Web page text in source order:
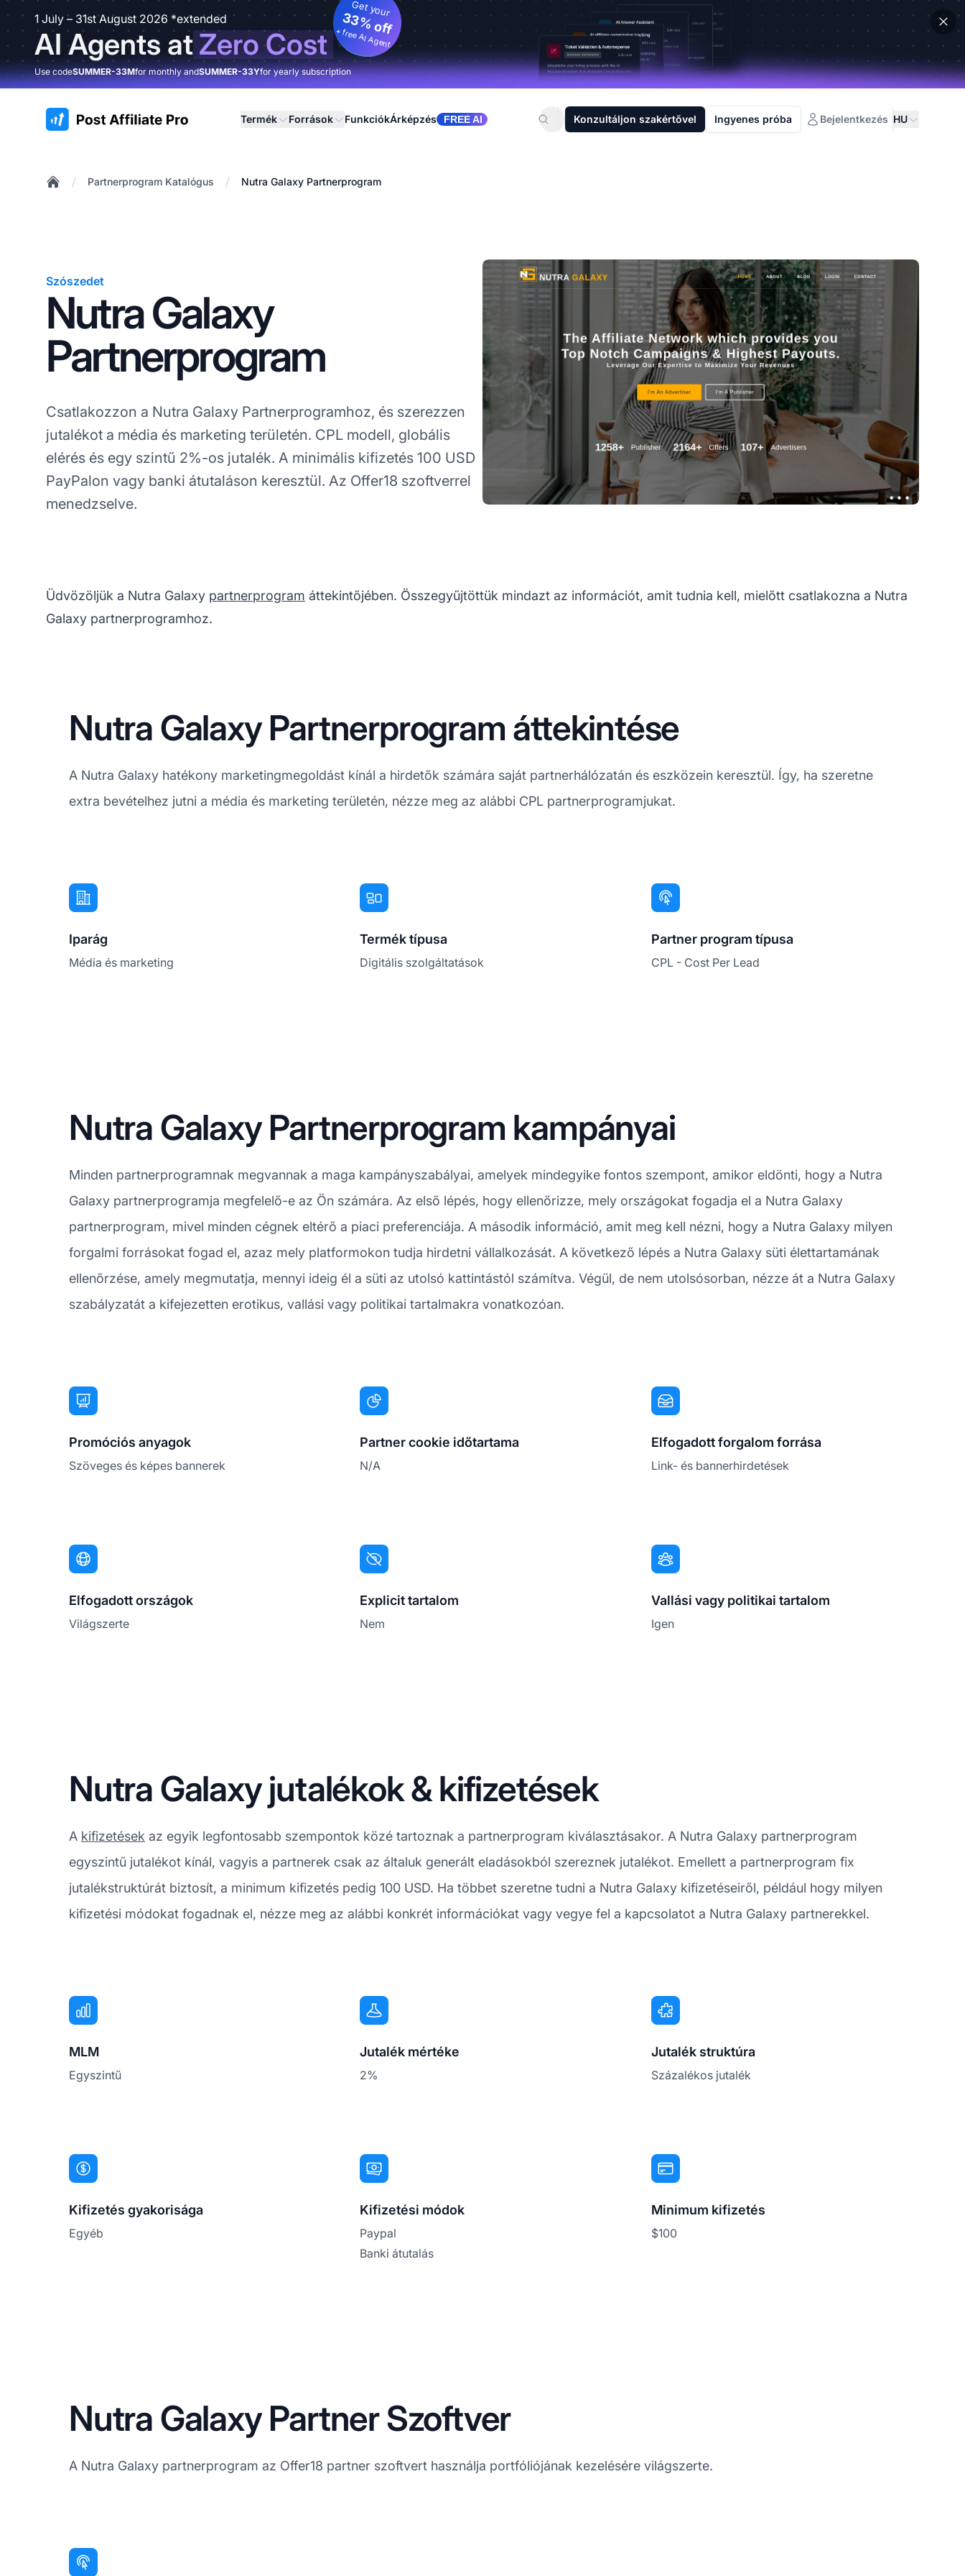
1 July – 31st August 2026 *extended
AI Agents atZero Cost
Get your
33% off
+ free AI Agent
Use codeSUMMER-33Mfor monthly andSUMMER-33Yfor yearly subscription
:site.title Termék Források FunkciókÁrképzés FREE AI Konzultáljon szakértővel Ingyenes próba Bejelentkezés HU
/ Partnerprogram Katalógus / Nutra Galaxy Partnerprogram
Szószedet
Nutra Galaxy
Partnerprogram
Csatlakozzon a Nutra Galaxy Partnerprogramhoz, és szerezzen
jutalékot a média és marketing területén. CPL modell, globális
elérés és egy szintű 2%-os jutalék. A minimális kifizetés 100 USD
PayPalon vagy banki átutaláson keresztül. Az Offer18 szoftverrel
menedzselve.
Üdvözöljük a Nutra Galaxy partnerprogram áttekintőjében. Összegyűjtöttük mindazt az információt, amit tudnia kell, mielőtt csatlakozna a Nutra
Galaxy partnerprogramhoz.
Nutra Galaxy Partnerprogram áttekintése
A Nutra Galaxy hatékony marketingmegoldást kínál a hirdetők számára saját partnerhálózatán és eszközein keresztül. Így, ha szeretne
extra bevételhez jutni a média és marketing területén, nézze meg az alábbi CPL partnerprogramjukat.
Iparág
Média és marketing
Termék típusa
Digitális szolgáltatások
Partner program típusa
CPL - Cost Per Lead
Nutra Galaxy Partnerprogram kampányai
Minden partnerprogramnak megvannak a maga kampányszabályai, amelyek mindegyike fontos szempont, amikor eldönti, hogy a Nutra
Galaxy partnerprogramja megfelelő-e az Ön számára. Az első lépés, hogy ellenőrizze, mely országokat fogadja el a Nutra Galaxy
partnerprogram, mivel minden cégnek eltérő a piaci preferenciája. A második információ, amit meg kell nézni, hogy a Nutra Galaxy milyen
forgalmi forrásokat fogad el, azaz mely platformokon tudja hirdetni vállalkozását. A következő lépés a Nutra Galaxy süti élettartamának
ellenőrzése, amely megmutatja, mennyi ideig él a süti az utolsó kattintástól számítva. Végül, de nem utolsósorban, nézze át a Nutra Galaxy
szabályzatát a kifejezetten erotikus, vallási vagy politikai tartalmakra vonatkozóan.
Promóciós anyagok
Szöveges és képes bannerek
Partner cookie időtartama
N/A
Elfogadott forgalom forrása
Link- és bannerhirdetések
Elfogadott országok
Világszerte
Explicit tartalom
Nem
Vallási vagy politikai tartalom
Igen
Nutra Galaxy jutalékok & kifizetések
A kifizetések az egyik legfontosabb szempontok közé tartoznak a partnerprogram kiválasztásakor. A Nutra Galaxy partnerprogram
egyszintű jutalékot kínál, vagyis a partnerek csak az általuk generált eladásokból szereznek jutalékot. Emellett a partnerprogram fix
jutalékstruktúrát biztosít, a minimum kifizetés pedig 100 USD. Ha többet szeretne tudni a Nutra Galaxy kifizetéseiről, például hogy milyen
kifizetési módokat fogadnak el, nézze meg az alábbi konkrét információkat vagy vegye fel a kapcsolatot a Nutra Galaxy partnerekkel.
MLM
Egyszintű
Jutalék mértéke
2%
Jutalék struktúra
Százalékos jutalék
Kifizetés gyakorisága
Egyéb
Kifizetési módok
Paypal
Banki átutalás
Minimum kifizetés
$100
Nutra Galaxy Partner Szoftver
A Nutra Galaxy partnerprogram az Offer18 partner szoftvert használja portfóliójának kezelésére világszerte.